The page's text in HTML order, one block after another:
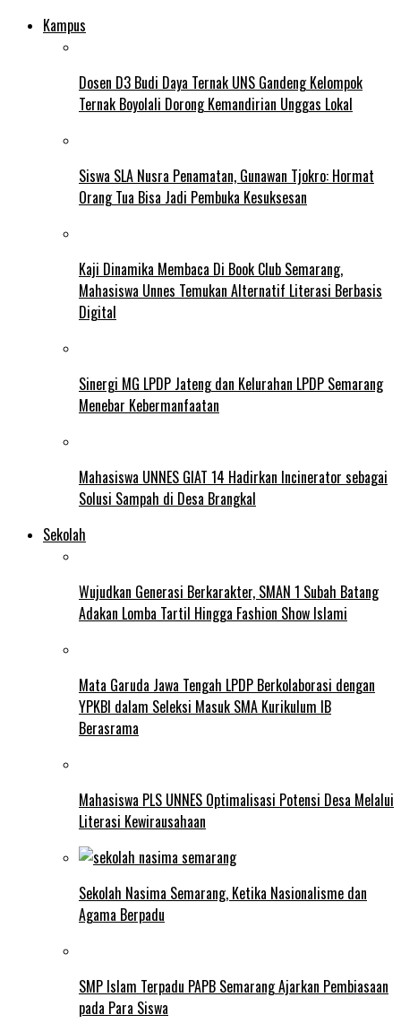
Kampus
Dosen D3 Budi Daya Ternak UNS Gandeng Kelompok
Ternak Boyolali Dorong Kemandirian Unggas Lokal
Siswa SLA Nusra Penamatan, Gunawan Tjokro: Hormat
Orang Tua Bisa Jadi Pembuka Kesuksesan
Kaji Dinamika Membaca Di Book Club Semarang,
Mahasiswa Unnes Temukan Alternatif Literasi Berbasis
Digital
Sinergi MG LPDP Jateng dan Kelurahan LPDP Semarang
Menebar Kebermanfaatan
Mahasiswa UNNES GIAT 14 Hadirkan Incinerator sebagai
Solusi Sampah di Desa Brangkal
Sekolah
Wujudkan Generasi Berkarakter, SMAN 1 Subah Batang
Adakan Lomba Tartil Hingga Fashion Show Islami
Mata Garuda Jawa Tengah LPDP Berkolaborasi dengan
YPKBI dalam Seleksi Masuk SMA Kurikulum IB
Berasrama
Mahasiswa PLS UNNES Optimalisasi Potensi Desa Melalui
Literasi Kewirausahaan
Sekolah Nasima Semarang, Ketika Nasionalisme dan
Agama Berpadu
SMP Islam Terpadu PAPB Semarang Ajarkan Pembiasaan
pada Para Siswa